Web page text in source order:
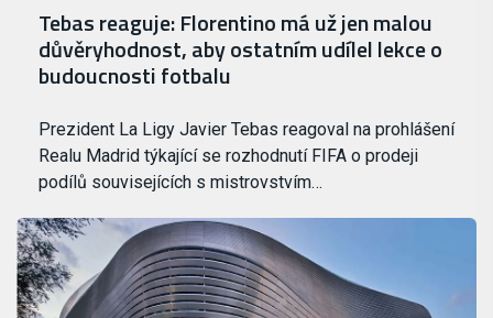
Tebas reaguje: Florentino má už jen malou
důvěryhodnost, aby ostatním udílel lekce o
budoucnosti fotbalu
Prezident La Ligy Javier Tebas reagoval na prohlášení
Realu Madrid týkající se rozhodnutí FIFA o prodeji
podílů souvisejících s mistrovstvím…